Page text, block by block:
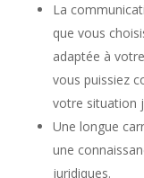
La
que vous
adaptée à
vous puissiez
votre situation
Une longue
une
juridiques.